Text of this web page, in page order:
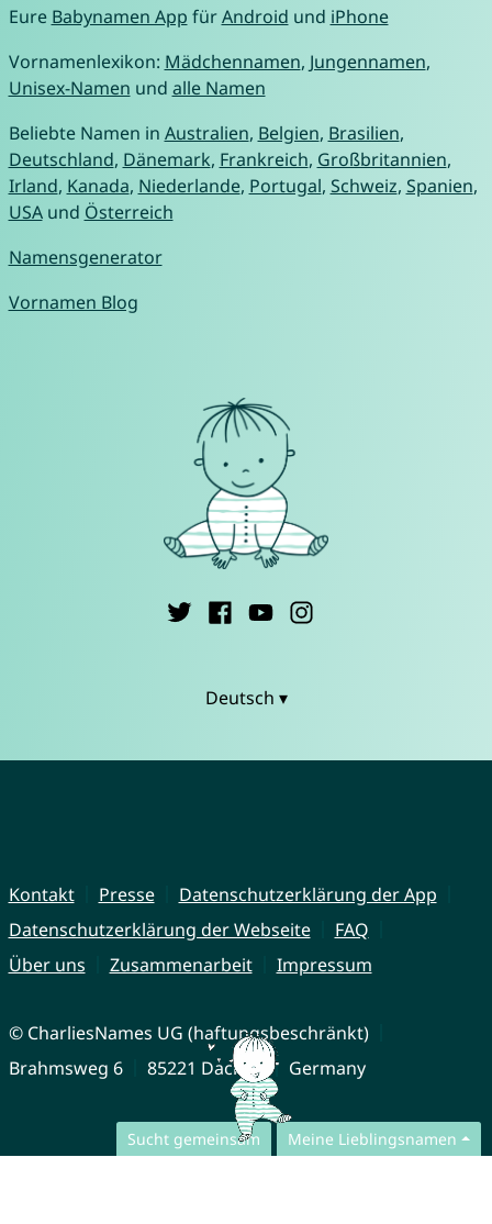
Sucht gemeinsam Meine Lieblingsnamen
Eure Babynamen App fürAndroid und iPhone
Vornamenlexikon: Mädchennamen, Jungennamen,
Unisex-Namen und alle Namen
Beliebte Namen in Australien, Belgien, Brasilien,
Deutschland, Dänemark, Frankreich, Großbritannien,
Irland, Kanada, Niederlande, Portugal, Schweiz, Spanien,
USAund Österreich
Namensgenerator
Vornamen Blog
Deutsch ▾
Kontakt Presse
Datenschutzerklärung der App
Datenschutzerklärung der Webseite
FAQ
Über uns
Zusammenarbeit Impressum
© CharliesNames UG (haftungsbeschränkt)
Brahmsweg 6
85221 Dachau Germany